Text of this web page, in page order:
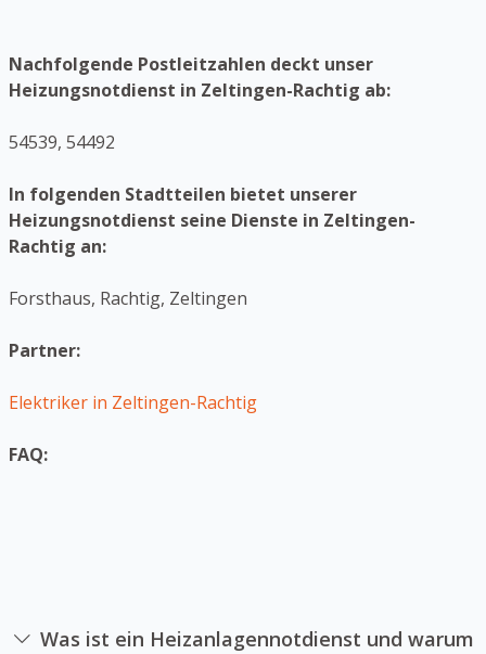
Nachfolgende Postleitzahlen deckt unser
Heizungsnotdienst in Zeltingen-Rachtig ab:
54539, 54492
In folgenden Stadtteilen bietet unserer
Heizungsnotdienst seine Dienste in Zeltingen-
Rachtig an:
Forsthaus, Rachtig, Zeltingen
Partner:
Elektriker in Zeltingen-Rachtig
FAQ:
Was ist ein Heizanlagennotdienst und warum